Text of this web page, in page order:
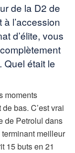
de la D2 de
l’accession
d’élite, vous
Quel était le
moments
bas. C’est vrai
de Petrolul dans
meilleur
15 buts en 21